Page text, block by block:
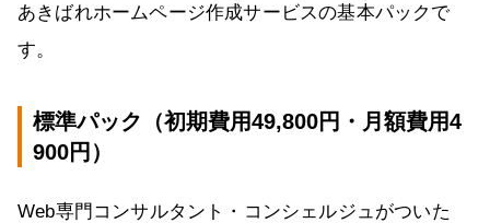
あきばれホームページ作成サービスの基本パックで
す。
標準パック（初期費用49,800円・月額費用4
900円）
Web専門コンサルタント・コンシェルジュがついた